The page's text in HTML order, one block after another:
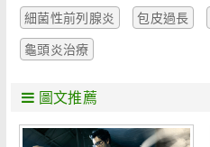
細菌性前列腺炎
包皮過長
龜頭炎治療
圖文推薦